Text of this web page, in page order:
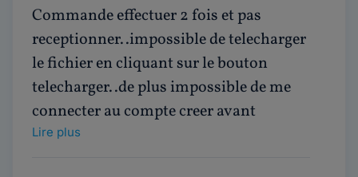
Commande effectuer 2 fois et pas
receptionner..impossible de telecharger
le fichier en cliquant sur le bouton
telecharger..de plus impossible de me
connecter au compte creer avant
Lire plus